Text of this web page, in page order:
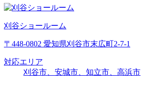
刈谷ショールーム
〒448-0802 愛知県刈谷市末広町2-7-1
対応エリア
刈谷市、安城市、知立市、高浜市